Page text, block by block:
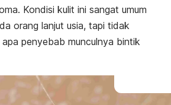
. Kondisi kulit ini sangat umum
orang lanjut usia, tapi tidak
penyebab munculnya bintik